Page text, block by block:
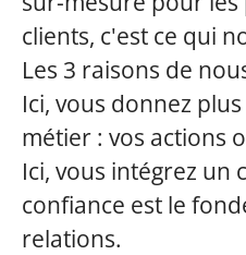
clients, c'est ce qui
Les 3 raisons de
Ici, vous donnez
métier : vos actions
Ici, vous intégrez un
confiance est le
relations.